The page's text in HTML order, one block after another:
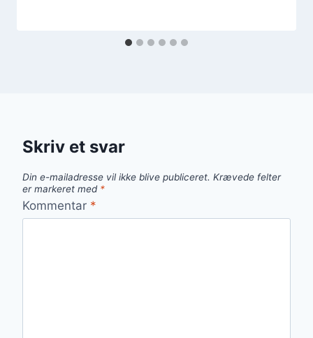
Skriv et svar
Din e-mailadresse vil ikke blive publiceret. Krævede felter
er markeret med *
Kommentar *